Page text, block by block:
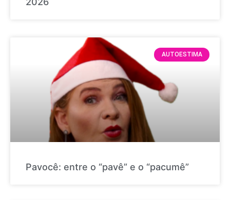
AUTOESTIMA
Pavocê: entre o “pavê” e o “pacumê”